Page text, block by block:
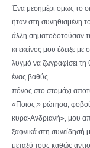
Ένα μεσημέρι όμως το
ήταν στη συνηθισμένη
άλλη σηματοδοτούσαν
κι εκείνος μου έδειξε
λυγμό να ζωγραφίσει
ένας βαθύς
πόνος στο στομάχι
«Ποιος;» ρώτησα,
κυρα-Ανδριανή», μου
ξαφνικά στη
μεταξύ τους καθώς